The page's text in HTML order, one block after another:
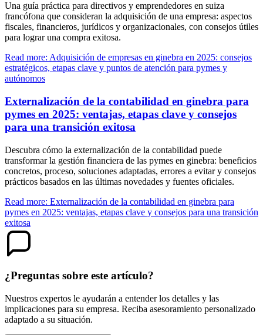
Una guía práctica para directivos y emprendedores en suiza
francófona que consideran la adquisición de una empresa: aspectos
fiscales, financieros, jurídicos y organizacionales, con consejos útiles
para lograr una compra exitosa.
Read more: Adquisición de empresas en ginebra en 2025: consejos
estratégicos, etapas clave y puntos de atención para pymes y
autónomos
Externalización de la contabilidad en ginebra para
pymes en 2025: ventajas, etapas clave y consejos
para una transición exitosa
Descubra cómo la externalización de la contabilidad puede
transformar la gestión financiera de las pymes en ginebra: beneficios
concretos, proceso, soluciones adaptadas, errores a evitar y consejos
prácticos basados en las últimas novedades y fuentes oficiales.
Read more: Externalización de la contabilidad en ginebra para
pymes en 2025: ventajas, etapas clave y consejos para una transición
exitosa
¿Preguntas sobre este artículo?
Nuestros expertos le ayudarán a entender los detalles y las
implicaciones para su empresa. Reciba asesoramiento personalizado
adaptado a su situación.